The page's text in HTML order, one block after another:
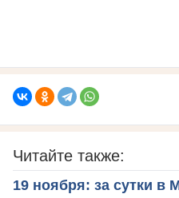
Читайте также:
19 ноября: за сутки в